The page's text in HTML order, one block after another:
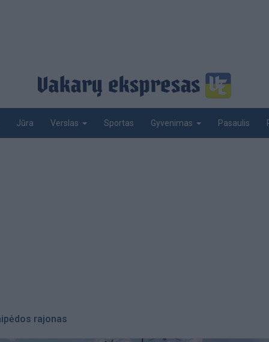
Jūra Verslas Sportas Gyvenimas Pasaulis
rajonas